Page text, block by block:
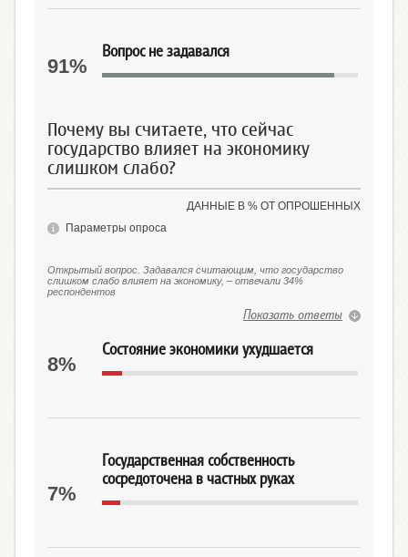
Вопрос не задавался
91%
Почему вы считаете, что сейчас
государство влияет на экономику
слишком слабо?
ДАННЫЕ В % ОТ ОПРОШЕННЫХ
Параметры опроса
Открытый вопрос. Задавался считающим, что государство
слишком слабо влияет на экономику, – отвечали 34%
респондентов
Показать ответы
Состояние экономики ухудшается
8%
Государственная собственность
сосредоточена в частных руках
7%